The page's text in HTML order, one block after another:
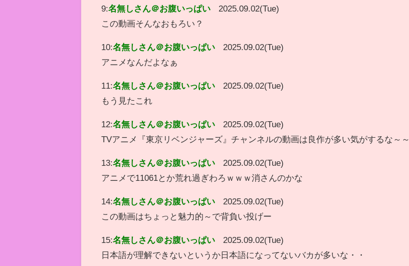
9:名無しさん＠お腹いっぱい
2025.09.02(Tue)
この動画そんなおもろい？
10:名無しさん＠お腹いっぱい
2025.09.02(Tue)
アニメなんだよなぁ
11:名無しさん＠お腹いっぱい
2025.09.02(Tue)
もう見たこれ
12:名無しさん＠お腹いっぱい
2025.09.02(Tue)
TVアニメ『東京リベンジャーズ』チャンネルの動画は良作が多い気がするな～～
13:名無しさん＠お腹いっぱい
2025.09.02(Tue)
アニメで11061とか荒れ過ぎわろｗｗｗ消さんのかな
14:名無しさん＠お腹いっぱい
2025.09.02(Tue)
この動画はちょっと魅力的～で背負い投げー
15:名無しさん＠お腹いっぱい
2025.09.02(Tue)
日本語が理解できないというか日本語になってないバカが多いな・・